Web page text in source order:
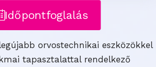
Időpontfoglalás
orvostechnikai eszközökkel
tapasztalattal rendelkező